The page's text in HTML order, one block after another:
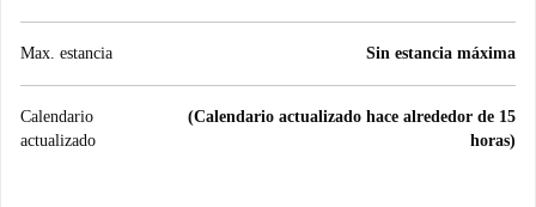
Max. estancia Sin estancia máxima
Calendario
actualizado
(Calendario actualizado hace alrededor de 15
horas)